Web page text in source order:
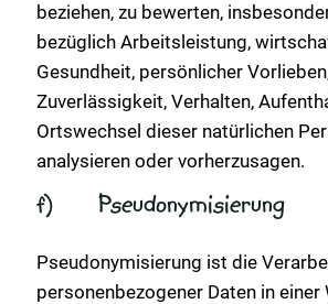
beziehen, zu bewerten,
bezüglich Arbeitsleistung,
Gesundheit, persönlicher
Zuverlässigkeit, Verhalten,
Ortswechsel dieser natürlichen
analysieren oder vorherzusagen.
f) Pseudonymisierung
Pseudonymisierung ist die
personenbezogener Daten in einer